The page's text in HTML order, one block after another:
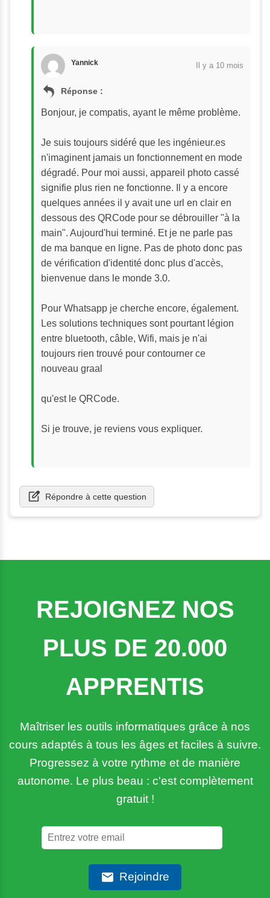
Yannick Il y a 10 mois
Réponse :
Bonjour, je compatis, ayant le même problème.
Je suis toujours sidéré que les ingénieur.es
n'imaginent jamais un fonctionnement en mode
dégradé. Pour moi aussi, appareil photo cassé
signifie plus rien ne fonctionne. Il y a encore
quelques années il y avait une url en clair en
dessous des QRCode pour se débrouiller "à la
main". Aujourd'hui terminé. Et je ne parle pas
de ma banque en ligne. Pas de photo donc pas
de vérification d'identité donc plus d'accès,
bienvenue dans le monde 3.0.
Pour Whatsapp je cherche encore, également.
Les solutions techniques sont pourtant légion
entre bluetooth, câble, Wifi, mais je n'ai
toujours rien trouvé pour contourner ce
nouveau graal
qu'est le QRCode.
Si je trouve, je reviens vous expliquer.
Répondre à cette question
REJOIGNEZ NOS
PLUS DE 20.000
APPRENTIS
Maîtriser les outils informatiques grâce à nos
cours adaptés à tous les âges et faciles à suivre.
Progressez à votre rythme et de manière
autonome. Le plus beau : c'est complètement
gratuit !
Rejoindre